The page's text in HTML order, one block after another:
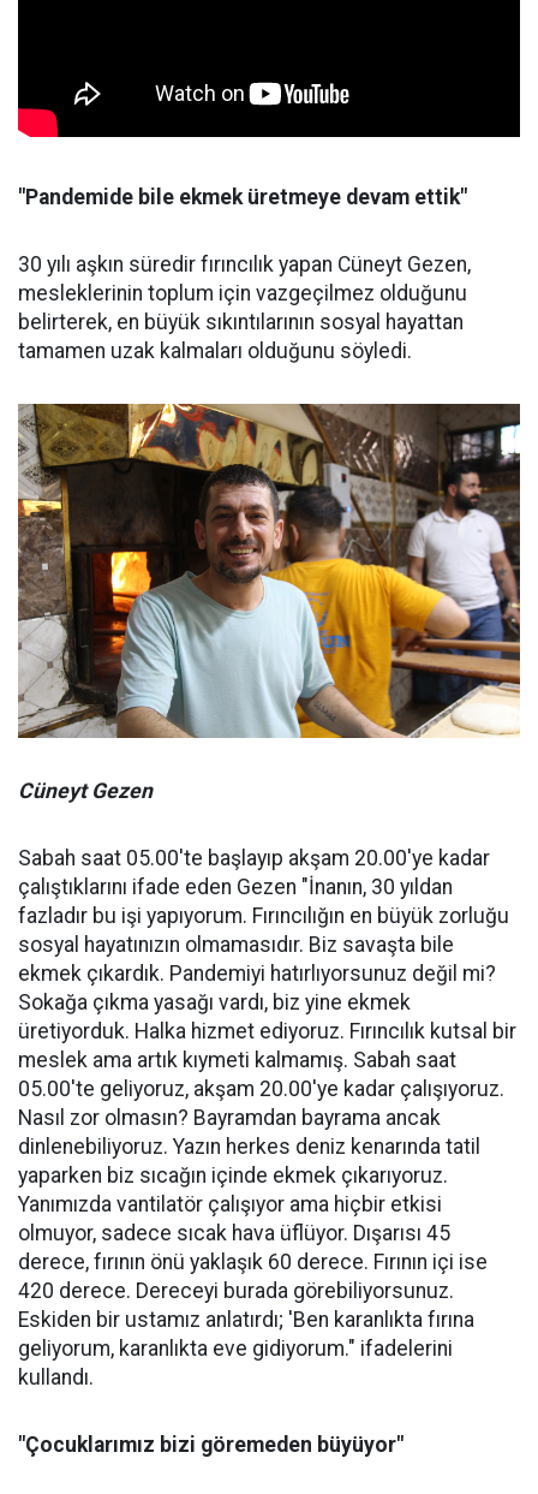
"Pandemide bile ekmek üretmeye devam ettik"
30 yılı aşkın süredir fırıncılık yapan Cüneyt Gezen,
mesleklerinin toplum için vazgeçilmez olduğunu
belirterek, en büyük sıkıntılarının sosyal hayattan
tamamen uzak kalmaları olduğunu söyledi.
Cüneyt Gezen
Sabah saat 05.00'te başlayıp akşam 20.00'ye kadar
çalıştıklarını ifade eden Gezen "İnanın, 30 yıldan
fazladır bu işi yapıyorum. Fırıncılığın en büyük zorluğu
sosyal hayatınızın olmamasıdır. Biz savaşta bile
ekmek çıkardık. Pandemiyi hatırlıyorsunuz değil mi?
Sokağa çıkma yasağı vardı, biz yine ekmek
üretiyorduk. Halka hizmet ediyoruz. Fırıncılık kutsal bir
meslek ama artık kıymeti kalmamış. Sabah saat
05.00'te geliyoruz, akşam 20.00'ye kadar çalışıyoruz.
Nasıl zor olmasın? Bayramdan bayrama ancak
dinlenebiliyoruz. Yazın herkes deniz kenarında tatil
yaparken biz sıcağın içinde ekmek çıkarıyoruz.
Yanımızda vantilatör çalışıyor ama hiçbir etkisi
olmuyor, sadece sıcak hava üflüyor. Dışarısı 45
derece, fırının önü yaklaşık 60 derece. Fırının içi ise
420 derece. Dereceyi burada görebiliyorsunuz.
Eskiden bir ustamız anlatırdı; 'Ben karanlıkta fırına
geliyorum, karanlıkta eve gidiyorum." ifadelerini
kullandı.
"Çocuklarımız bizi göremeden büyüyor"